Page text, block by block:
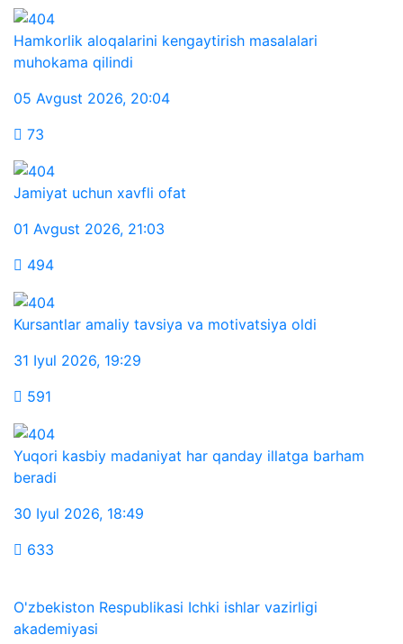
Hamkorlik aloqalarini kengaytirish masalalari
muhokama qilindi
05 Avgust 2026, 20:04
73
Jamiyat uchun xavfli ofat
01 Avgust 2026, 21:03
494
Kursantlar amaliy tavsiya va motivatsiya oldi
31 Iyul 2026, 19:29
591
Yuqori kasbiy madaniyat har qanday illatga barham
beradi
30 Iyul 2026, 18:49
633
O'zbekiston Respublikasi Ichki ishlar vazirligi
akademiyasi